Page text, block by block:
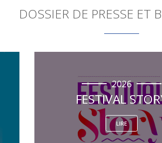
DOSSIER DE PRESSE ET
2026
FESTIVAL
LIRE